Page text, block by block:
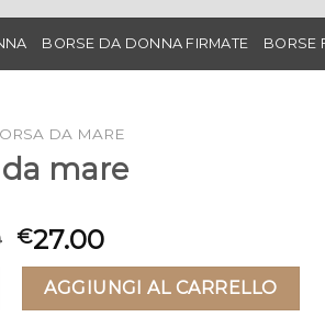
BORSE DA DONNA FIRMATE BORSE
DA MARE
da mare
€27.00
quantità
AGGIUNGI AL CARRELLO